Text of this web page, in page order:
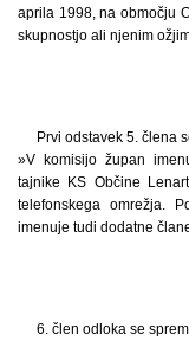
aprila 1998, na območju
skupnostjo ali njenim
Prvi odstavek 5. člena
»V komisijo župan
tajnike KS Občine
telefonskega omrežja.
imenuje tudi dodatne
6. člen odloka se